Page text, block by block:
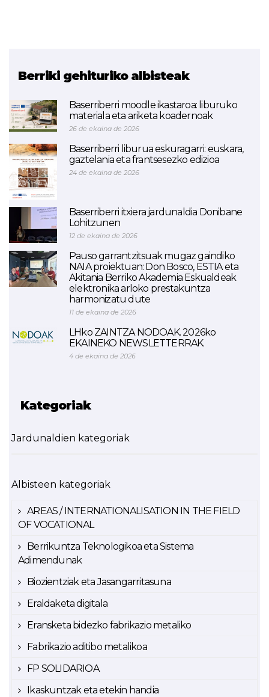
Berriki gehituriko albisteak
Baserriberri moodle ikastaroa: liburuko
materiala eta ariketa koadernoak
26 de ekaina de 2026
Baserriberri liburua eskuragarri: euskara,
gaztelania eta frantsesezko edizioa
24 de ekaina de 2026
Baserriberri itxiera jardunaldia Donibane
Lohitzunen
12 de ekaina de 2026
Pauso garrantzitsuak mugaz gaindiko
NAIA proiektuan: Don Bosco, ESTIA eta
Akitania Berriko Akademia Eskualdeak
elektronika arloko prestakuntza
harmonizatu dute
11 de ekaina de 2026
LHko ZAINTZA NODOAK. 2026ko
EKAINEKO NEWSLETTERRAK.
4 de ekaina de 2026
Kategoriak
Jardunaldien kategoriak
Albisteen kategoriak
AREAS / INTERNATIONALISATION IN THE FIELD
OF VOCATIONAL
Berrikuntza Teknologikoa eta Sistema
Adimendunak
Biozientziak eta Jasangarritasuna
Eraldaketa digitala
Eransketa bidezko fabrikazio metaliko
Fabrikazio aditibo metalikoa
FP SOLIDARIOA
Ikaskuntzak eta etekin handia